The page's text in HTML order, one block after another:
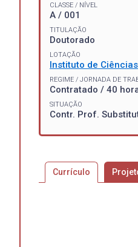
CLASSE / NÍVEL
A / 001
TITULAÇÃO
Doutorado
LOTAÇÃO
Instituto de
REGIME / JORNADA DE
Contratado / 40
SITUAÇÃO
Contr. Prof.
Currículo